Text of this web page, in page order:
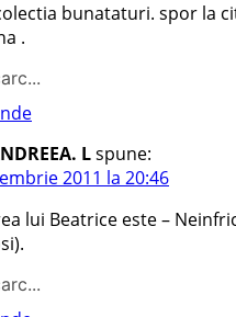
bunataturi. spor la
.
Lspune:
2011 la 20:46
lui Beatrice este –